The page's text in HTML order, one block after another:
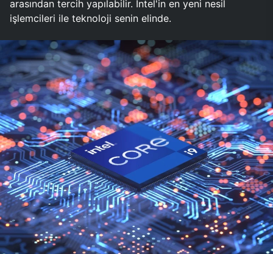
arasından tercih yapılabilir. Intel'in en yeni nesil
işlemcileri ile teknoloji senin elinde.